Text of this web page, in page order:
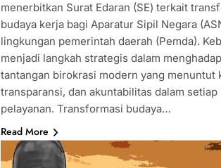
menerbitkan Surat Edaran (SE) terkait
budaya kerja bagi Aparatur Sipil Negara
lingkungan pemerintah daerah (Pemda).
menjadi langkah strategis dalam
tantangan birokrasi modern yang menuntut
transparansi, dan akuntabilitas dalam setiap
pelayanan. Transformasi budaya…
Read More